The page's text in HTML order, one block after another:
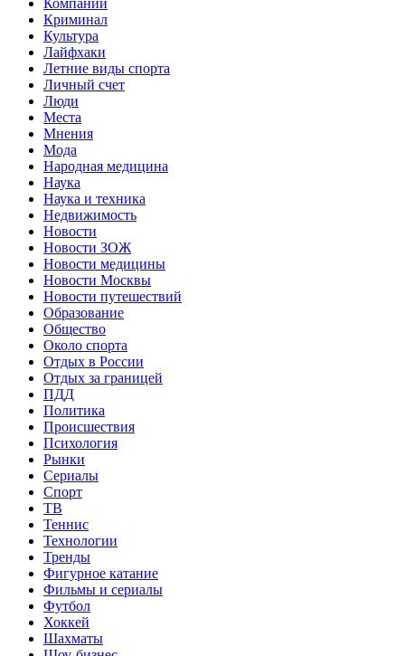
Компании
Криминал
Культура
Лайфхаки
Летние виды спорта
Личный счет
Люди
Места
Мнения
Мода
Народная медицина
Наука
Наука и техника
Недвижимость
Новости
Новости ЗОЖ
Новости медицины
Новости Москвы
Новости путешествий
Образование
Общество
Около спорта
Отдых в России
Отдых за границей
ПДД
Политика
Происшествия
Психология
Рынки
Сериалы
Спорт
ТВ
Теннис
Технологии
Тренды
Фигурное катание
Фильмы и сериалы
Футбол
Хоккей
Шахматы